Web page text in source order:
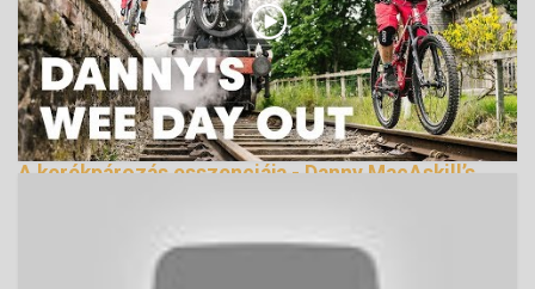
A kerékpározás esszenciája - Danny MacAskill’s